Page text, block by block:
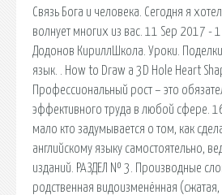
Связь Бога и человека. Сегодня я
волнует многих из вас. 11 Sep 2017 -
Додонов КириллШкола. Уроки.
язык. . How to Draw a 3D Hole Heart
Профессиональный рост – это
эффективного труда в любой сфере.
мало кто задумывается о том, как
английскому языку самостоятельно,
изданий. РАЗДЕЛ № 3. Производные
родственная видоизменённая